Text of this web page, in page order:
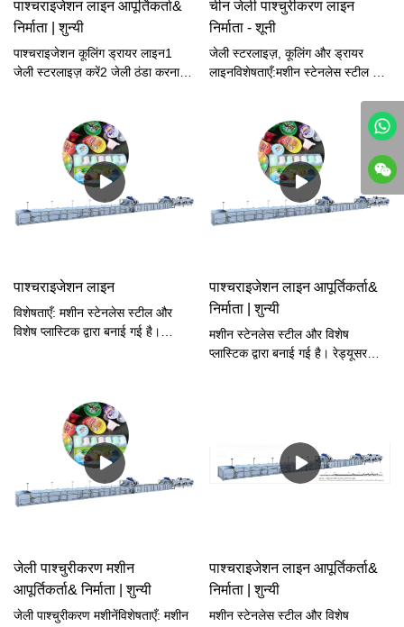
पाश्चराइजेशन लाइन आपूर्तिकर्ता&
निर्माता | शुन्यी
पाश्चराइजेशन कूलिंग ड्रायर लाइन1
जेली स्टरलाइज़ करें2 जेली ठंडा करना3
चीन जेली पाश्चुरीकरण लाइन
निर्माता - शूनी
जेली स्टरलाइज़, कूलिंग और ड्रायर
लाइनविशेषताएँ:मशीन स्टेनलेस स्टील और
रेड्यूसर प्लैनेटरी बेवल-प्रकार के स्टीप्लेस
स्पीड नियंत्रक द्वारा संचालित होता है।
भाप द्वारा गर्म होता है और तापमान को
स्वचालित रूप से नियंत्रित करता है।
उच्च दक्षता। कम ऊर्जा खपत और आसान
संचालन। मशीन सबसे आदर्श उत्पादन
लाइन है
पाश्चराइजेशन लाइन
विशेषताएँ: मशीन स्टेनलेस स्टील और
विशेष प्लास्टिक द्वारा बनाई गई है।
नियंत्रित करता है। उच्च दक्षता। कम
ऊर्जा खपत और आसान संचालन। मशीन
सबसे आदर्श उत्पादन लाइन है
पाश्चराइजेशन लाइन आपूर्तिकर्ता&
निर्माता | शुन्यी
मशीन स्टेनलेस स्टील और विशेष
प्लास्टिक द्वारा बनाई गई है। रेड्यूसर
ऊर्जा खपत और आसान संचालन। मशीन
सबसे आदर्श उत्पादन लाइन है
जेली पाश्चुरीकरण मशीन
आपूर्तिकर्ता& निर्माता | शुन्यी
जेली पाश्चुरीकरण मशीनेंविशेषताएँ: मशीन
पाश्चराइजेशन लाइन आपूर्तिकर्ता&
निर्माता | शुन्यी
मशीन स्टेनलेस स्टील और विशेष